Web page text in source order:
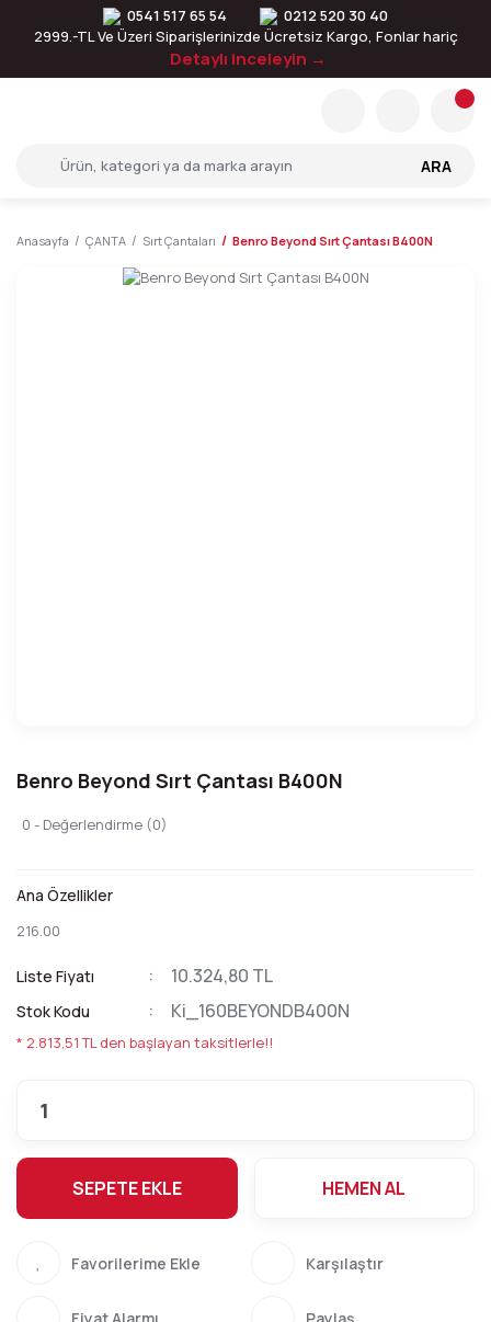
0541 517 65 54
0212 520 30 40
2999.-TL Ve Üzeri Siparişlerinizde Ücretsiz Kargo, Fonlar hariç
Detaylı inceleyin →
ARA
Anasayfa ÇANTA Sırt Çantaları Benro Beyond Sırt Çantası B400N
Benro Beyond Sırt Çantası B400N
0 - Değerlendirme (0)
Ana Özellikler
216.00
Liste Fiyatı 10.324,80 TL
Stok Kodu Ki_160BEYONDB400N
* 2.813,51 TL den başlayan taksitlerle!!
SEPETE EKLE HEMEN AL
Karşılaştır
Fiyat Alarmı Paylaş